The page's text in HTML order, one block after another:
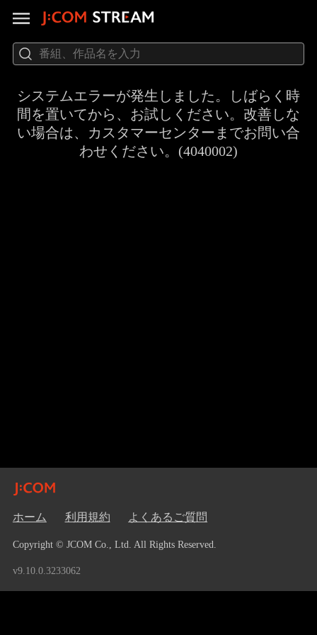
システムエラーが発生しました。しばらく時
間を置いてから、お試しください。改善しな
い場合は、カスタマーセンターまでお問い合
わせください。(4040002)
ホーム 利用規約 よくあるご質問
Copyright © JCOM Co., Ltd. All Rights Reserved.
v9.10.0.3233062